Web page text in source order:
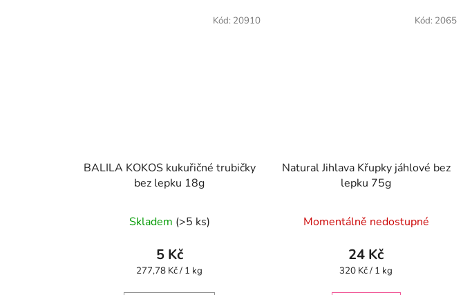
BALILA KOKOS kukuřičné trubičky
bez lepku 18g
hodnocení
produktu
je
Skladem (>5 ks)
5 Kč
Měrná
277,78 Kč / 1 kg
Kód: 20910
Natural Jihlava Křupky jáhlové bez
lepku 75g
Momentálně nedostupné
24 Kč
Měrná
320 Kč / 1 kg
Kód: 2065